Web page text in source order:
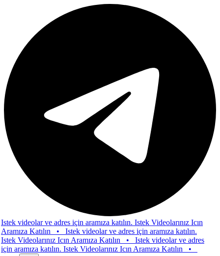
videolar ve adres için aramıza katılın. Istek Videolarınız Icın
Katılın• Istek videolar ve adres için aramıza katılın.
Videolarınız Icın Aramıza Katılın• Istek videolar ve adres
katılın. Istek Videolarınız Icın Aramıza Katılın•